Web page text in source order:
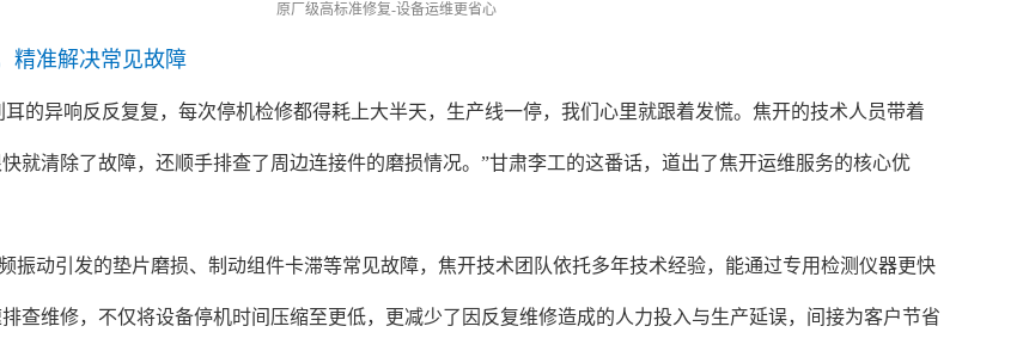
原厂级高标准修复-设备运维更省心
精准解决常见故障
耳的异响反反复复，每次停机检修都得耗上大半天，生产线一停，我们心里就跟着发慌。焦开的技术人员带着
就清除了故障，还顺手排查了周边连接件的磨损情况。”甘肃李工的这番话，道出了焦开运维服务的核心优
振动引发的垫片磨损、制动组件卡滞等常见故障，焦开技术团队依托多年技术经验，能通过专用检测仪器更快
查维修，不仅将设备停机时间压缩至更低，更减少了因反复维修造成的人力投入与生产延误，间接为客户节省